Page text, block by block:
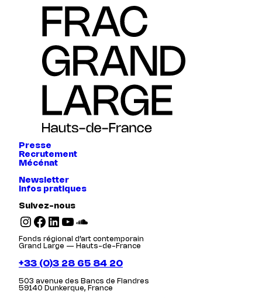
Presse
Recrutement
Mécénat
Newsletter
Infos pratiques
Suivez-nous
Instagram Facebook LinkedIn YouTube SoundCloud
Fonds régional d’art contemporain
Grand Large — Hauts-de-France
+33 (0)3 28 65 84 20
503 avenue des Bancs de Flandres
59140 Dunkerque, France